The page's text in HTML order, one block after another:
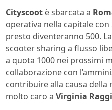
Cityscoot è sbarcata a
operativa nella capitale con
presto diventeranno 500.
scooter sharing a flusso
a quota 1000 nei prossimi
collaborazione con
contribuire alla causa della
molto caro a Virginia Raggi